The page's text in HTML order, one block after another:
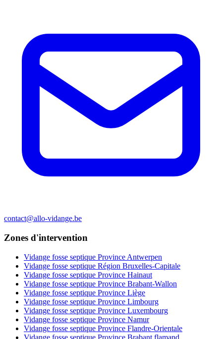
contact@allo-vidange.be
Zones d'intervention
Vidange fosse septique Province Antwerpen
Vidange fosse septique Région Bruxelles-Capitale
Vidange fosse septique Province Hainaut
Vidange fosse septique Province Brabant-Wallon
Vidange fosse septique Province Liège
Vidange fosse septique Province Limbourg
Vidange fosse septique Province Luxembourg
Vidange fosse septique Province Namur
Vidange fosse septique Province Flandre-Orientale
Vidange fosse septique Province Brabant flamand